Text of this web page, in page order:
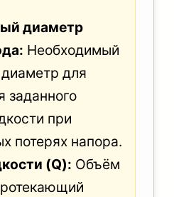
диаметр
Необходимый
для
заданного
при
потерях напора.
(Q): Объём